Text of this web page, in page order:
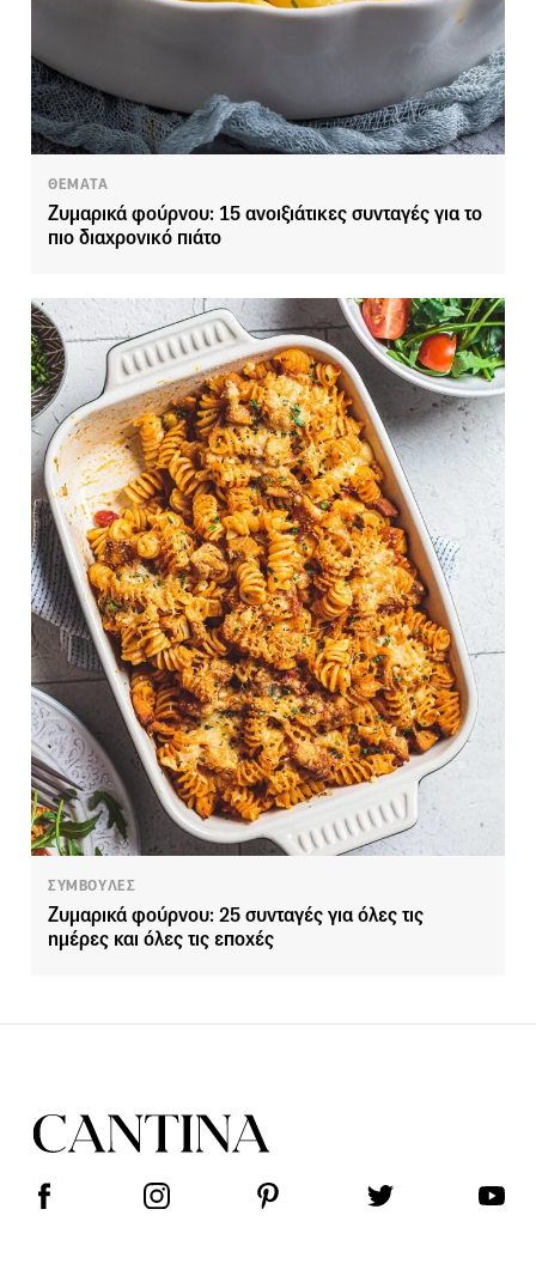
ΘΕΜΑΤΑ
Ζυμαρικά φούρνου: 15 ανοιξιάτικες συνταγές για το
πιο διαχρονικό πιάτο
ΣΥΜΒΟΥΛΕΣ
Ζυμαρικά φούρνου: 25 συνταγές για όλες τις
ημέρες και όλες τις εποχές